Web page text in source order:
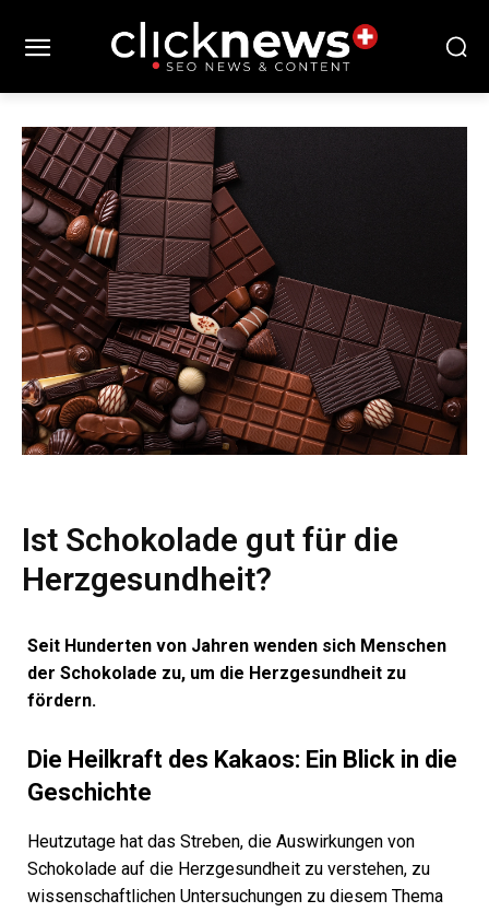
Ist Schokolade gut für die
Herzgesundheit?
Seit Hunderten von Jahren wenden sich Menschen
der Schokolade zu, um die Herzgesundheit zu
fördern.
Die Heilkraft des Kakaos: Ein Blick in die
Geschichte
Heutzutage hat das Streben, die Auswirkungen von
Schokolade auf die Herzgesundheit zu verstehen, zu
wissenschaftlichen Untersuchungen zu diesem Thema